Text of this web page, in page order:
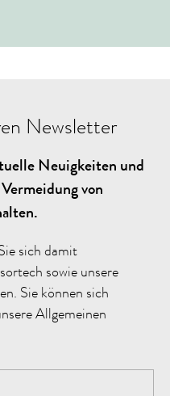
Newsletter
Neuigkeiten und
von
sich damit
sowie unsere
Sie können sich
Allgemeinen